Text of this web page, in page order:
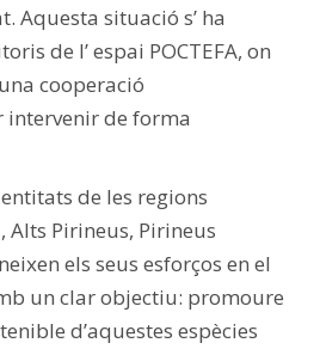
Aquesta situació s’ ha
de l’ espai POCTEFA, on
cooperació
de forma
de les regions
Alts Pirineus, Pirineus
els seus esforços en el
un clar objectiu: promoure
d’aquestes espècies